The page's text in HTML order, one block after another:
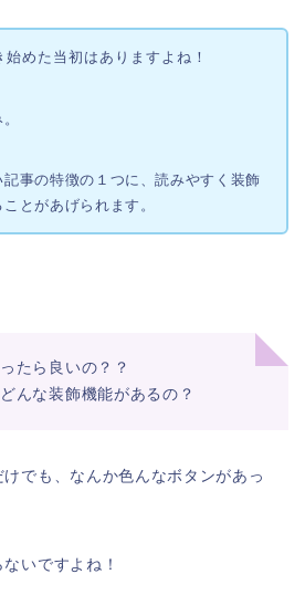
始めた当初はありますよね！
記事の特徴の１つに、読みやすく装飾
とがあげられます。
たら良いの？？
んな装飾機能があるの？
でも、なんか色んなボタンがあっ
いですよね！